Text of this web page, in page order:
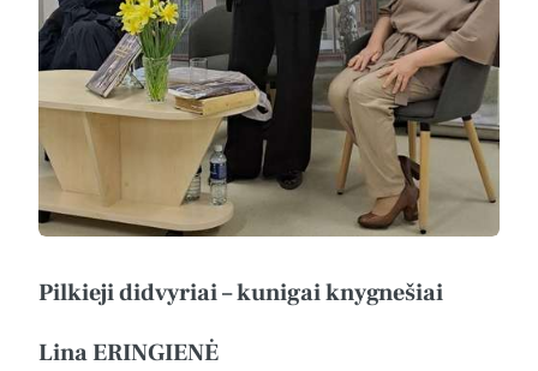
Pilkieji didvyriai – kunigai knygnešiai
Lina ERINGIENĖ